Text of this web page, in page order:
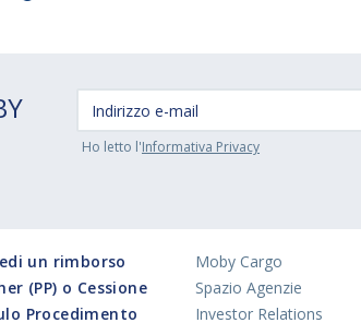
Ho letto l'Informativa Privacy
un rimborso
(PP) o Cessione
Procedimento
Moby Cargo
Spazio Agenzie
Investor Relations